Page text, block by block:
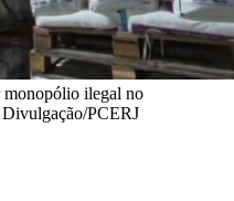
monopólio ilegal no
Divulgação/PCERJ